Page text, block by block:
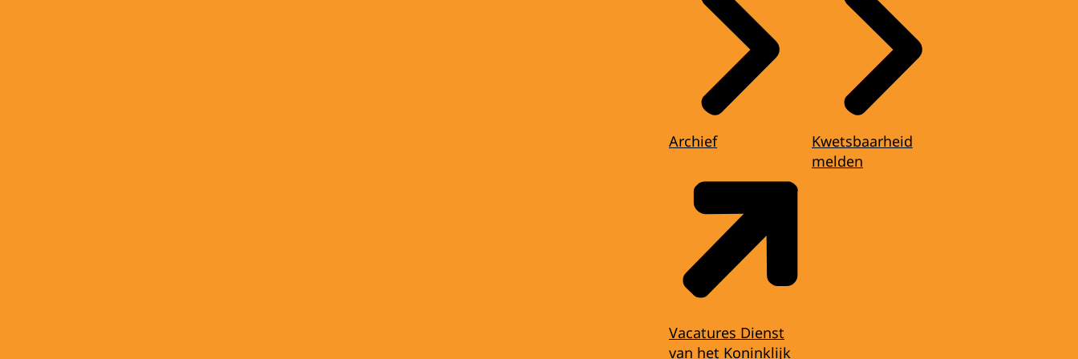
Archief
Vacatures Dienst
van het Koninklijk
Kwetsbaarheid
melden